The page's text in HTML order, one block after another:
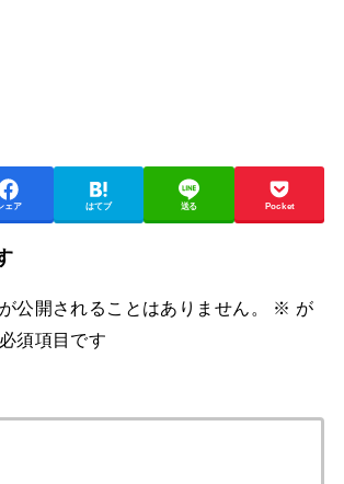
ェア はてブ 送る Pocket
公開されることはありません。 ※ が
須項目です